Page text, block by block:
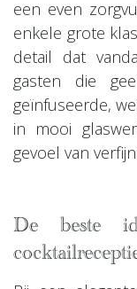
een even
enkele grote
detail dat
gasten die
geïnfuseerde,
in mooi
gevoel van
De beste